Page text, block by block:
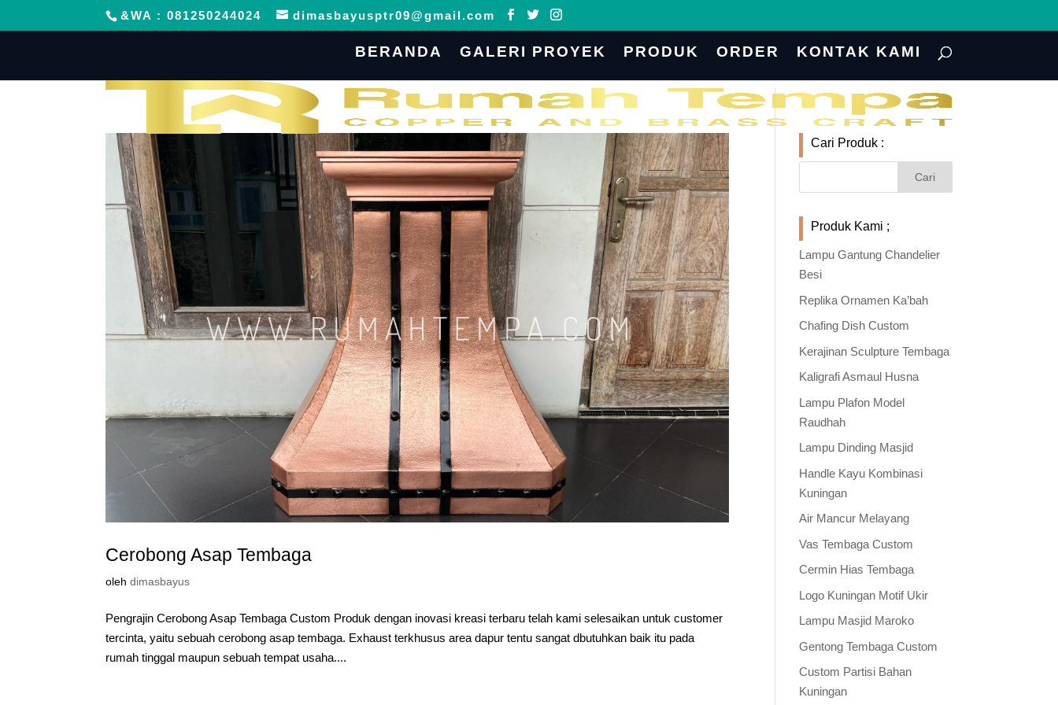
&WA : 081250244024 dimasbayusptr09@gmail.com
BERANDA GALERI PROYEK PRODUK ORDER KONTAK KAMI
Cerobong Asap Tembaga
olehdimasbayus
Pengrajin Cerobong Asap Tembaga Custom Produk dengan inovasi kreasi terbaru telah kami selesaikan untuk customer
tercinta, yaitu sebuah cerobong asap tembaga. Exhaust terkhusus area dapur tentu sangat dbutuhkan baik itu pada
rumah tinggal maupun sebuah tempat usaha....
Cari Produk :
Produk Kami ;
Lampu Gantung Chandelier
Besi
Replika Ornamen Ka’bah
Chafing Dish Custom
Kerajinan Sculpture Tembaga
Kaligrafi Asmaul Husna
Lampu Plafon Model
Raudhah
Lampu Dinding Masjid
Handle Kayu Kombinasi
Kuningan
Air Mancur Melayang
Vas Tembaga Custom
Cermin Hias Tembaga
Logo Kuningan Motif Ukir
Lampu Masjid Maroko
Gentong Tembaga Custom
Custom Partisi Bahan
Kuningan